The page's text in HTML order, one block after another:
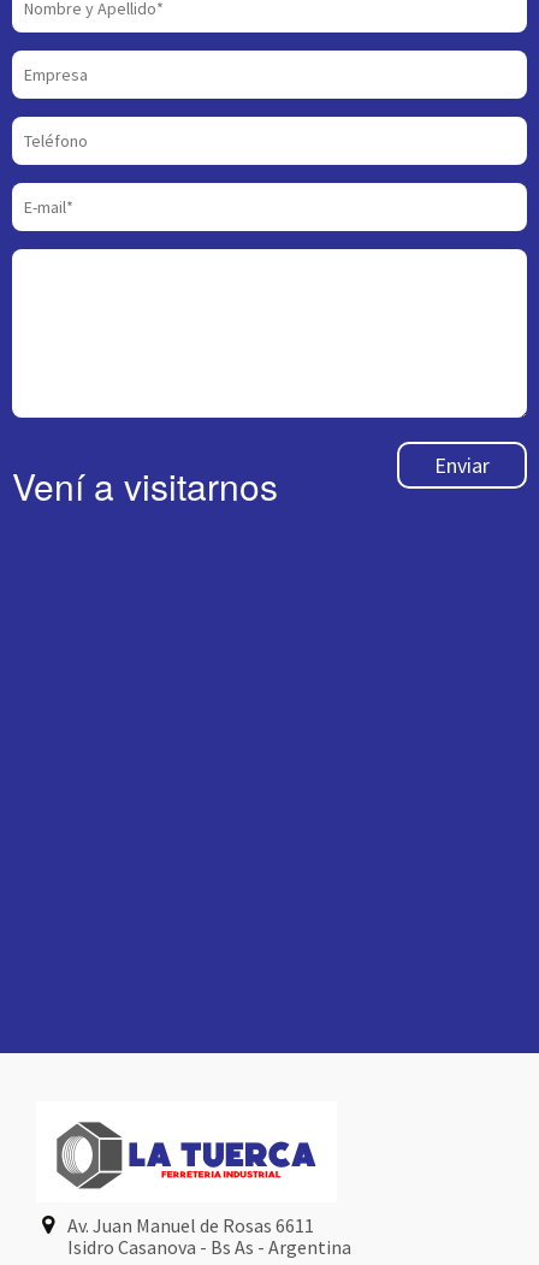
Enviar
Vení a visitarnos
Av. Juan Manuel de Rosas 6611
Isidro Casanova - Bs As - Argentina